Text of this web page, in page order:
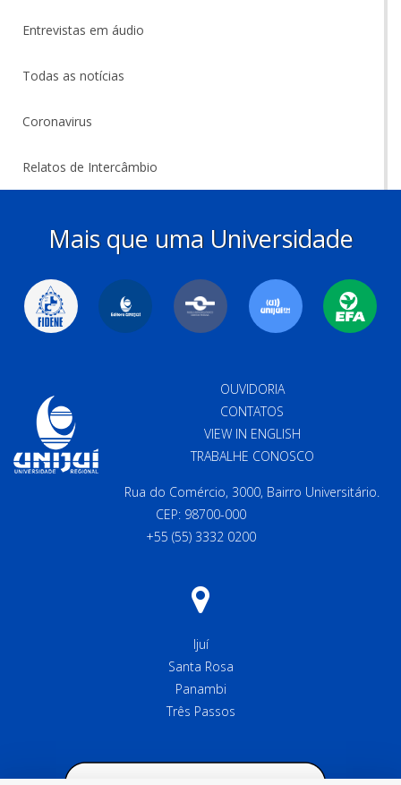
Entrevistas em áudio
Todas as notícias
Coronavirus
Relatos de Intercâmbio
Mais que uma Universidade
OUVIDORIA
CONTATOS
VIEW IN ENGLISH
TRABALHE CONOSCO
Rua do Comércio, 3000, Bairro Universitário.
CEP: 98700-000
+55 (55) 3332 0200
Ijuí
Santa Rosa
Panambi
Três Passos